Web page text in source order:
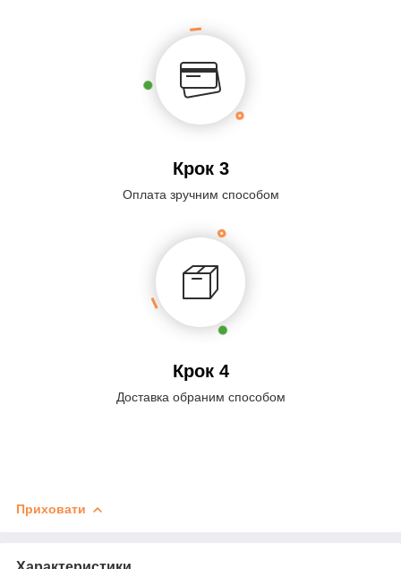
Крок 3
Оплата зручним способом
Крок 4
Доставка обраним способом
Приховати